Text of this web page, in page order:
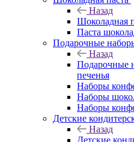
Назад
Шоколадная
Паста
Подарочные
Назад
Подарочные
печенья
Наборы
Наборы
Наборы
Детские
Назад
Детские